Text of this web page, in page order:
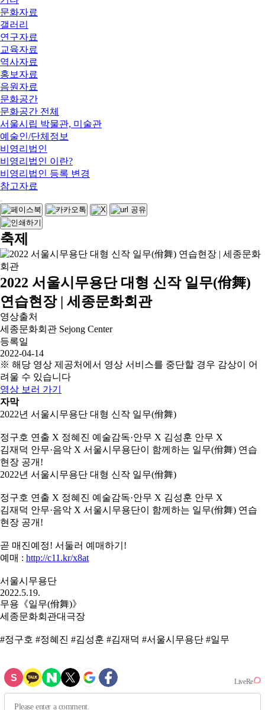
문화자료
갤러리
연구자료
교육자료
역사자료
홍보자료
음원자료
문화공간
문화공간 전체
서울시립 박물관, 미술관
예술인/단체정보
비영리법인
비영리법인 이란?
비영리법인 등록 변경
참고자료
축제
2022 서울시무용단 대형 신작 일무(佾舞)
연습현장 | 세종문화회관
영상출처
세종문화회관 Sejong Center
등록일
2022-04-14
※ 해당 영상 제공처에서 영상 서비스를 중단할 경우 감상이 어
려울 수 있습니다
영상 보러 가기
자막
2022년 서울시무용단 대형 신작 일무(佾舞)
정구호 연출 X 정혜진 예술감독·안무 X 김성훈 안무 X
김재덕 안무·음악 X 서울시무용단이 함께하는 일무(佾舞) 연습
현장 공개!
2022년 서울시무용단 대형 신작 일무(佾舞)
정구호 연출 X 정혜진 예술감독·안무 X 김성훈 안무 X
김재덕 안무·음악 X 서울시무용단이 함께하는 일무(佾舞) 연습
현장 공개!
곧 매진예정! 서둘러 예매하기!
예매 : http://c11.kr/x8at
서울시무용단
2022.5.19.
무용《일무(佾舞)》
세종문화회관대극장
#정구호 #정혜진 #김성훈 #김재덕 #서울시무용단 #일무